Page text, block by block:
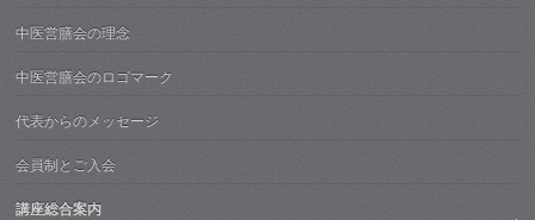
中医営膳会の理念
中医営膳会のロゴマーク
代表からのメッセージ
会員制とご入会
講座総合案内